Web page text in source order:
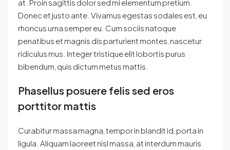
at. Proin sagittis dolor sed mi elementum pretium.
Donec et justo ante. Vivamus egestas sodales est, eu
rhoncus urna semper eu. Cum sociis natoque
penatibus et magnis dis parturient montes, nascetur
ridiculus mus. Integer tristique elit lobortis purus
bibendum, quis dictum metus mattis.
Phasellus posuere felis sed eros
porttitor mattis
Curabitur massa magna, tempor in blandit id, porta in
ligula. Aliquam laoreet nisl massa, at interdum mauris